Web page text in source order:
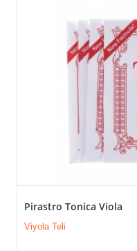
Pirastro Tonica Viola
Viyola Teli